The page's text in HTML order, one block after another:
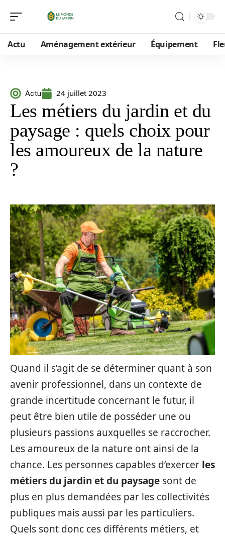
Actu Aménagement extérieur Équipement
Actu 24 juillet 2023
Les métiers du jardin et du
paysage : quels choix pour
les amoureux de la nature
?
Quand il s’agit de se déterminer quant à son
avenir professionnel, dans un contexte de
grande incertitude concernant le futur, il
peut être bien utile de posséder une ou
plusieurs passions auxquelles se raccrocher.
Les amoureux de la nature ont ainsi de la
chance. Les personnes capables d’exercer les
métiers du jardin et du paysage sont de
plus en plus demandées par les collectivités
publiques mais aussi par les particuliers.
Quels sont donc ces différents métiers, et